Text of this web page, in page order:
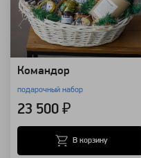
Командор
подарочный набор
23 500 ₽
В корзину